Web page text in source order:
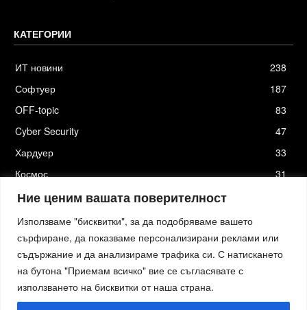
Ние ценим вашата поверителност
Използваме "бисквитки", за да подобряваме вашето
сърфиране, да показваме персонализирани реклами или
съдържание и да анализираме трафика си. С натискането
на бутона "Приемам всичко" вие се съгласявате с
използването на бисквитки от наша страна.
КАТЕГОРИИ
ИТ новини
238
Софтуер
187
OFF-topic
83
Cyber Security
47
Хардуер
33
Космос
31
Стартъпи
Хостинг отActiefhost.bg
Елизия софтуер|Петя Петрова - преводи и локализация|Smartage.bg|Kafene.bg|Технологични новини
Младежката медия|Стартъп новини.bg|пътна помощ София|Кърти Чисти Извозва Цени
пътна помощ|пътна помощ|izbornakola.com|автодиагностика и компютърна диагностика|изкупуване на